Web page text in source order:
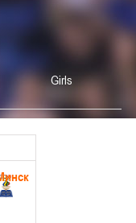
Girls